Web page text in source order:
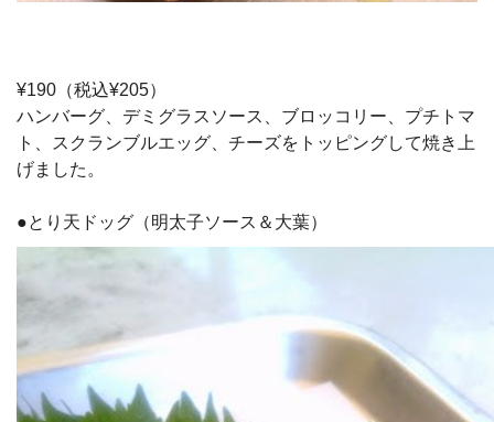
¥190（税込¥205）
ハンバーグ、デミグラスソース、ブロッコリー、プチトマ
ト、スクランブルエッグ、チーズをトッピングして焼き上
げました。
●とり天ドッグ（明太子ソース＆大葉）